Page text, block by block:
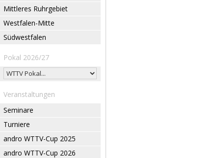
Mittleres Ruhrgebiet
Westfalen-Mitte
Südwestfalen
Pokal 2026/27
Veranstaltungen
Seminare
Turniere
andro WTTV-Cup 2025
andro WTTV-Cup 2026